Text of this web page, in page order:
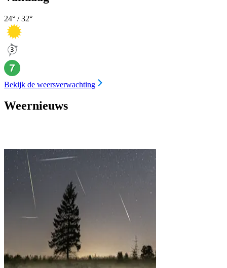
24° /32°
Bekijk de weersverwachting
Weernieuws